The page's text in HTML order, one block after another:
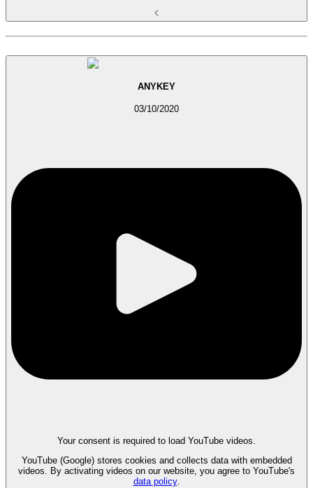
ANYKEY
03/10/2020
Your consent is required to load YouTube videos.
YouTube (Google) stores cookies and collects data with embedded
videos. By activating videos on our website, you agree to YouTube's
data policy.